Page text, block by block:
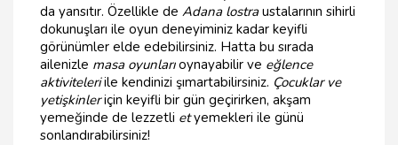
da yansıtır. Özellikle de Adana lostraustalarının sihirli
dokunuşları ile oyun deneyiminiz kadar keyifli
görünümler elde edebilirsiniz. Hatta bu sırada
ailenizle masa oyunlarıoynayabilir ve eğlence
aktiviteleriile kendinizi şımartabilirsiniz. Çocuklar ve
yetişkinleriçin keyifli bir gün geçirirken, akşam
yemeğinde de lezzetli etyemekleri ile günü
sonlandırabilirsiniz!